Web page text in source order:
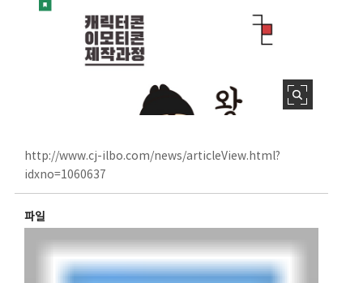
http://www.cj-ilbo.com/news/articleView.html?
idxno=1060637
파일